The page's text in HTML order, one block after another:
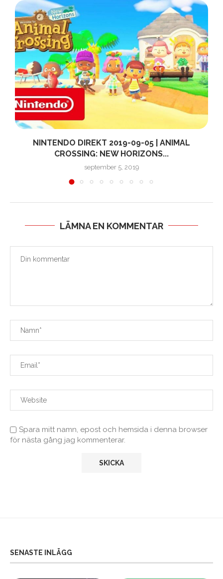
NINTENDO DIREKT 2019-09-05 | ANIMAL
CROSSING: NEW HORIZONS...
september 5, 2019
LÄMNA EN KOMMENTAR
Spara mitt namn, epost och hemsida i denna browser
för nästa gång jag kommenterar.
SENASTE INLÄGG